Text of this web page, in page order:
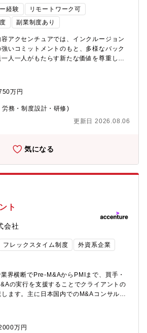
領域をリードし、メンバーを持ちながら
主導することが期待されています。スペシ
りジュニアなメンバーを業務面で牽引し、
推進力を高める役割が想定されていま
経験
リモートワーク可
副業制度あり
アクセンチュアでは、インクルージョン
いコミットメントのもと、多様なバック
人一人がもたらす新たな価値を尊重し、
の成果として多くの障がいのある方が活
のある社員の増加に伴い、受け入れ態勢を
がいのある社員のスーパーバイザーを募集
（HR）労務部門に所属し、障がいのある社
ジションです。主に、サテライトオフィス
社の 業務のサポートを担う障がいのある社
監督・指導を行っていただきます。 ◆業務
理・社内の各部署からの業務プロセス切
業務移管・メンバーへの業務に関する指
管理、業務量調整・メンバーからの相談
・会社へのレポーティング※サテライト
いのある方の能力を生かすことを目的に
ことで、データ入力、議事録の管理、文書
サーチ業務から、動画編集・自動化ツー
作まで、アクセンチュアのビジネス全体を
ています。◆サテライト所在地：【神奈
城】仙台◆過去選考に入られた方のご経
ルセンター等におけるチームリードの経
ティング会社等におけるチームリードやプ
の経験-システム開発におけるチームリー
メントの経験-人材サービス会社における
メントの経験-営業部署のチームリードの経
業界／教育業界（塾・社会人スクール等）
ムにおけるチームリードやマネジメント経
万円
労務・制度設計・研修)
更新日 2026.08.06
気になる
ト
会社
フレックスタイム制度
外資系企業
界横断でPre-M&AからPMIまで、買手・
の実行を支援することでクライアントの
ます。主に日本国内でのM&Aコンサルテ
ジネスの拡大に向けたGlobal M&Aの支援を
グローバルのアクセンチュアM&Aプラクテ
万円